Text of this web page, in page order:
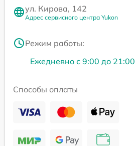
ул. Кирова, 142
Адрес сервисного центра Yukon
Режим работы:
Ежедневно с 9:00 до 21:00
Способы оплаты